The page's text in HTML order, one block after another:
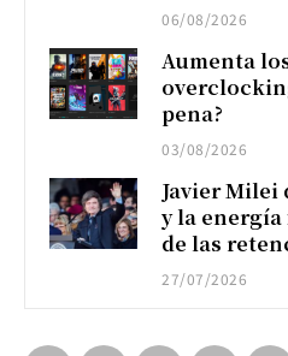
06/08/2026
Aumenta
pena?
03/08/2026
Javier
y la
de las
27/07/2026